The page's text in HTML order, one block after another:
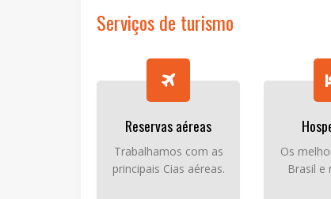
Serviços de turismo
Reservas aéreas
Trabalhamos com as
principais Cias aéreas.
Os
Brasil e